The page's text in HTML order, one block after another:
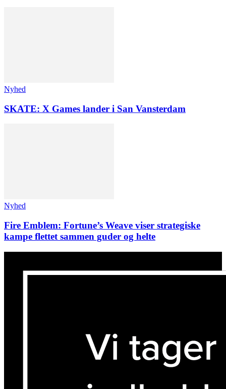
Nyhed
SKATE: X Games lander i San Vansterdam
Nyhed
Fire Emblem: Fortune’s Weave viser strategiske
kampe flettet sammen guder og helte